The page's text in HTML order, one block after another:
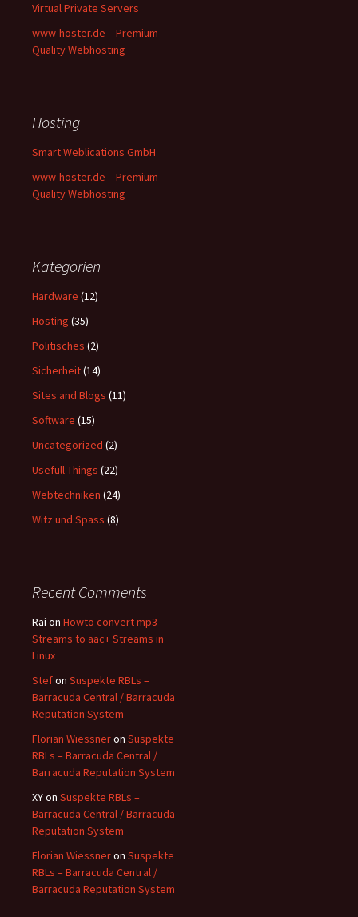
Virtual Private Servers
www-hoster.de – Premium
Quality Webhosting
Hosting
Smart Weblications GmbH
www-hoster.de – Premium
Quality Webhosting
Kategorien
Hardware (12)
Hosting (35)
Politisches (2)
Sicherheit(14)
Sites and Blogs (11)
Software (15)
Uncategorized (2)
Usefull Things (22)
Webtechniken (24)
Witz und Spass (8)
Recent Comments
Rai on Howto convert mp3-
Streams to aac+ Streams in
Linux
Stefon Suspekte RBLs –
Barracuda Central / Barracuda
Reputation System
Florian Wiessneron Suspekte
RBLs – Barracuda Central /
Barracuda Reputation System
XYon Suspekte RBLs –
Barracuda Central / Barracuda
Reputation System
Florian Wiessneron Suspekte
RBLs – Barracuda Central /
Barracuda Reputation System